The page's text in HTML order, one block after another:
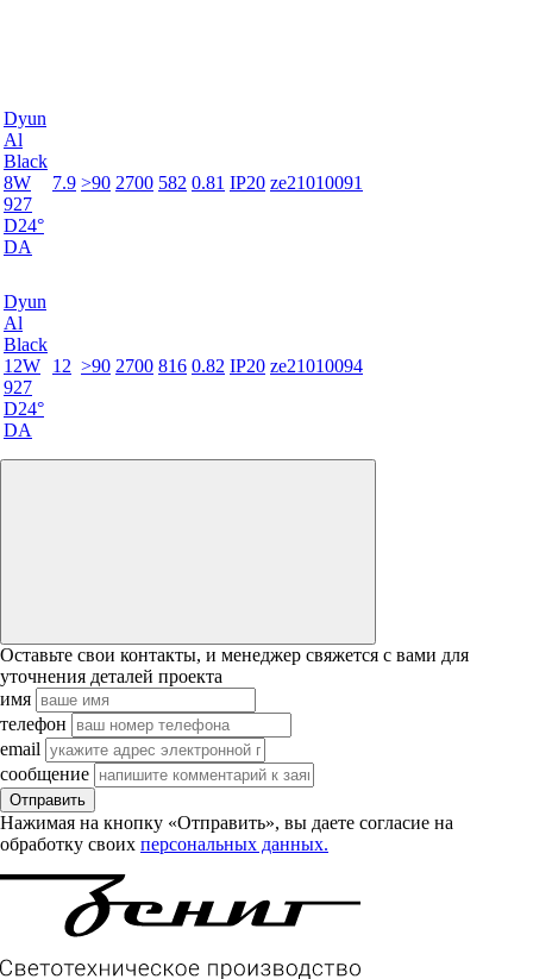
Dyun
Al
Black
8W
927
D24°
DA
7.9 >90 2700 582 0.81 IP20 ze21010091
Dyun
Al
Black
12W
927
D24°
DA
12 >90 2700 816 0.82 IP20 ze21010094
Оставьте свои контакты, и менеджер свяжется с вами для
уточнения деталей проекта
имя
телефон
email
сообщение
Отправить
Нажимая на кнопку «Отправить», вы даете согласие на
обработку своих персональных данных.